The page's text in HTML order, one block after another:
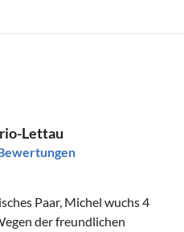
Lettau
Paar, Michel wuchs 4
der freundlichen